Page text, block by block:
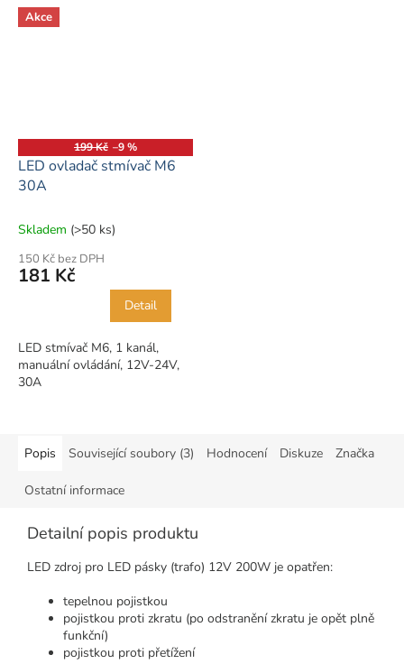
Akce
199 Kč –9 %
LED ovladač stmívač M6
30A
Skladem (>50 ks)
150 Kč bez DPH
181 Kč
Detail
LED stmívač M6, 1 kanál,
manuální ovládání, 12V-24V,
30A
Popis Související soubory (3) Hodnocení Diskuze Značka
Ostatní informace
Detailní popis produktu
LED zdroj pro LED pásky (trafo) 12V 200W je opatřen:
tepelnou pojistkou
pojistkou proti zkratu (po odstranění zkratu je opět plně
funkční)
pojistkou proti přetížení